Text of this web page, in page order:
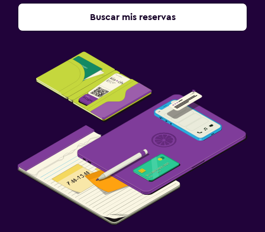
Buscar mis reservas